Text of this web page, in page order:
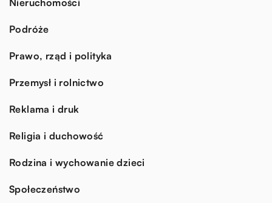
Podróże
Prawo, rząd i polityka
Przemysł i rolnictwo
Reklama i druk
Religia i duchowość
Rodzina i wychowanie dzieci
Społeczeństwo